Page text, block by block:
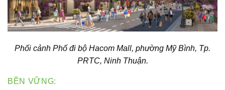
Phối cảnh Phố đi bộ Hacom Mall, phường Mỹ Bình, Tp.
PRTC, Ninh Thuận.
BỀN VỮNG: